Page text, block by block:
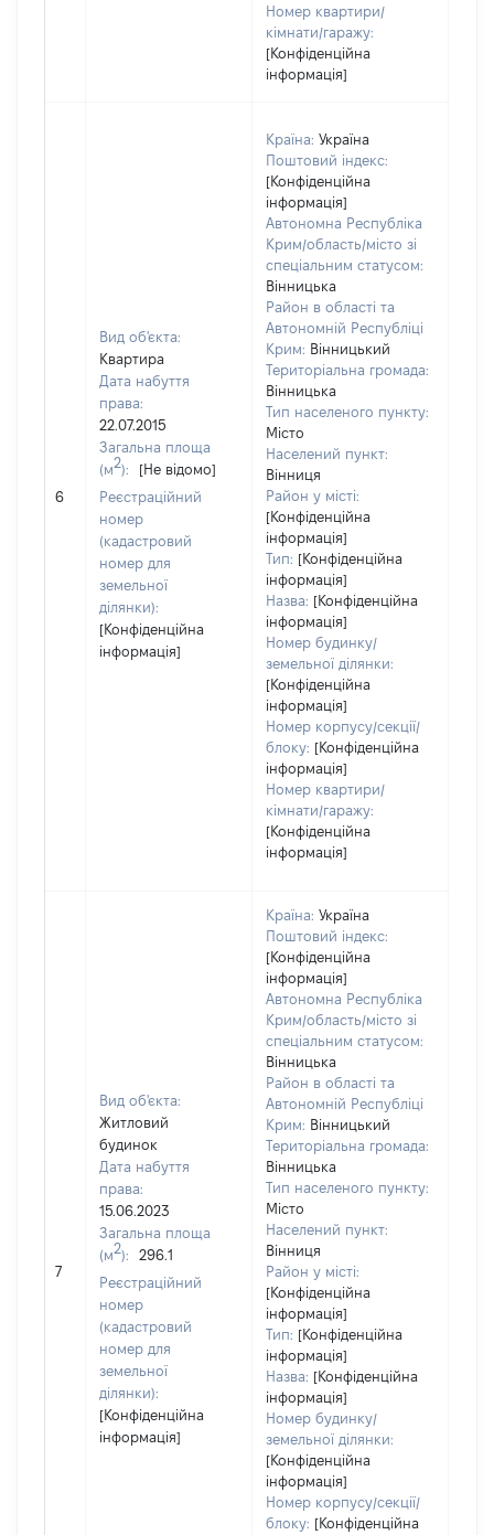
Номер квартири/
кімнати/гаражу:
[Конфіденційна
інформація]
6
Вид об'єкта:
Квартира
Дата набуття
права:
22.07.2015
Загальна площа
(м2):
[Не відомо]
Реєстраційний
номер
(кадастровий
номер для
земельної
ділянки):
[Конфіденційна
інформація]
Країна: Україна
Поштовий індекс:
[Конфіденційна
інформація]
Автономна Республіка
Крим/область/місто зі
спеціальним статусом:
Вінницька
Район в області та
Автономній Республіці
Крим: Вінницький
Територіальна громада:
Вінницька
Тип населеного пункту:
Місто
Населений пункт:
Вінниця
Район у місті:
[Конфіденційна
інформація]
Тип: [Конфіденційна
інформація]
Назва: [Конфіденційна
інформація]
Номер будинку/
земельної ділянки:
[Конфіденційна
інформація]
Номер корпусу/секції/
блоку: [Конфіденційна
інформація]
Номер квартири/
кімнати/гаражу:
[Конфіденційна
інформація]
7
Вид об'єкта:
Житловий
будинок
Дата набуття
права:
15.06.2023
Загальна площа
(м2):
296.1
Реєстраційний
номер
(кадастровий
номер для
земельної
ділянки):
[Конфіденційна
інформація]
Країна: Україна
Поштовий індекс:
[Конфіденційна
інформація]
Автономна Республіка
Крим/область/місто зі
спеціальним статусом:
Вінницька
Район в області та
Автономній Республіці
Крим: Вінницький
Територіальна громада:
Вінницька
Тип населеного пункту:
Місто
Населений пункт:
Вінниця
Район у місті:
[Конфіденційна
інформація]
Тип: [Конфіденційна
інформація]
Назва: [Конфіденційна
інформація]
Номер будинку/
земельної ділянки:
[Конфіденційна
інформація]
Номер корпусу/секції/
блоку: [Конфіденційна